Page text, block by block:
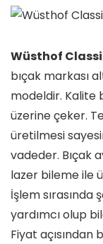
Wüsthof
bıçak markası
modeldir. Kalite
üzerine çeker.
üretilmesi
vadeder. Bıçak
lazer bileme ile
İşlem sırasında
yardımcı olup
Fiyat